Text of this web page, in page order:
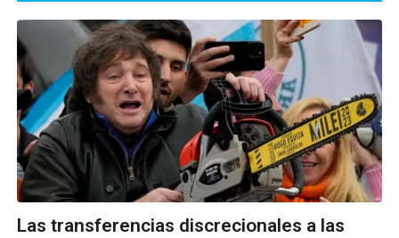
Las transferencias discrecionales a las